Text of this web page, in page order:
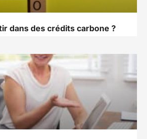
dans des crédits carbone ?